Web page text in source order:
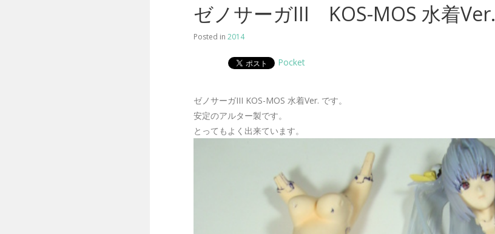
ゼノサーガIII KOS-MOS 水着Ver.
Posted in 2014
Pocket
ゼノサーガIII KOS-MOS 水着Ver. です。
安定のアルター製です。
とってもよく出来ています。